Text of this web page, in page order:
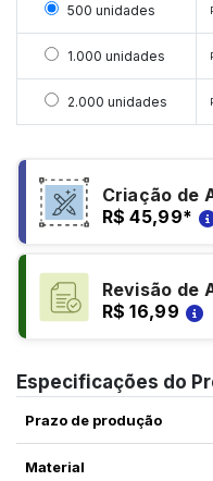
Selecionar 500
500 unidades
Selecionar 1000
1.000 unidades
Selecionar 2000
2.000 unidades
Criação de
R$ 45,99*
Revisão de
R$ 16,99
Especificações do
Prazo de produção
Material